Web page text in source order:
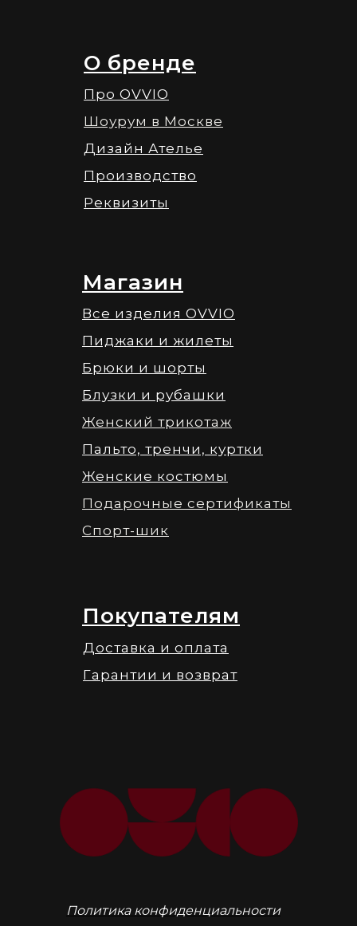
Про OVVIO
Шоурум в Москве
Дизайн Ателье
Производство
Реквизиты
О бренде
Доставка и оплата
Гарантии и возврат
Покупателям
Все изделия OVVIO
Пиджаки и жилеты
Брюки и шорты
Блузки и рубашки
Женский трикотаж
Пальто, тренчи, куртки
Женские костюмы
Подарочные сертификаты
Спорт-шик
Магазин
Политика конфиденциальности